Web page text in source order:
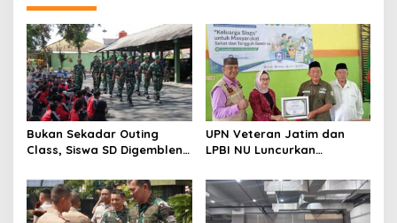
Bukan Sekadar Outing
Class, Siswa SD Digembleng
UPN Veteran Jatim dan
LPBI NU Luncurkan
Ketangguhan Bencana